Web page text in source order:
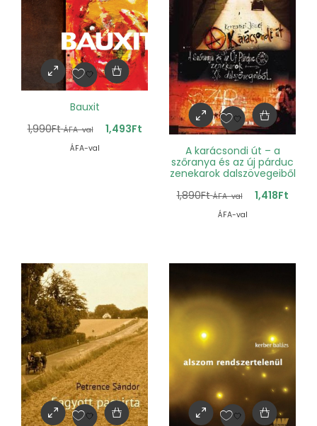
Bauxit
1,990Ft ÁFA-val 1,493Ft
ÁFA-val
A karácsondi út – a
szőranya és az új párduc
zenekarok dalszövegeiből
1,890Ft ÁFA-val 1,418Ft
ÁFA-val